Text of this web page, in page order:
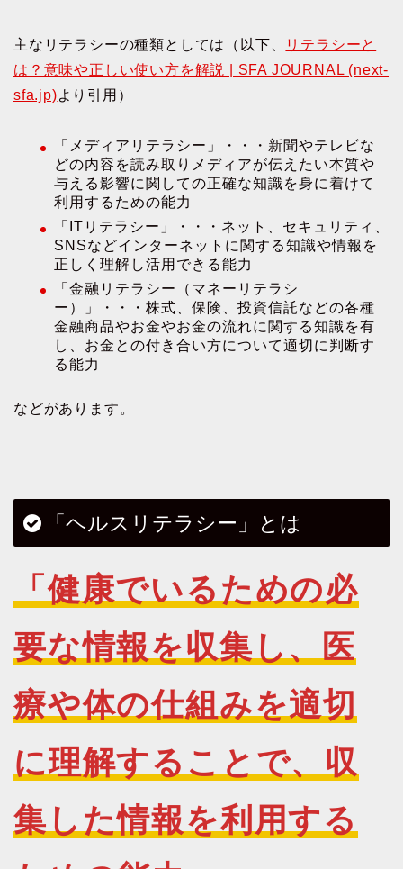
主なリテラシーの種類としては（以下、
リテラシーと
は？意味や正しい使い方を解説 | SFA JOURNAL (next-
sfa.jp)より引用）
「メディアリテラシー」・・・新聞やテレビな
どの内容を読み取りメディアが伝えたい本質や
与える影響に関しての正確な知識を身に着けて
利用するための能力
「ITリテラシー」・・・ネット、セキュリティ、
SNSなどインターネットに関する知識や情報を
正しく理解し活用できる能力
「金融リテラシー（マネーリテラシ
ー）」・・・株式、保険、投資信託などの各種
金融商品やお金やお金の流れに関する知識を有
し、お金との付き合い方について適切に判断す
る能力
などがあります。
「ヘルスリテラシー」とは
「健康でいるための必
要な情報を収集し、医
療や体の仕組みを適切
に理解することで、収
集した情報を利用する